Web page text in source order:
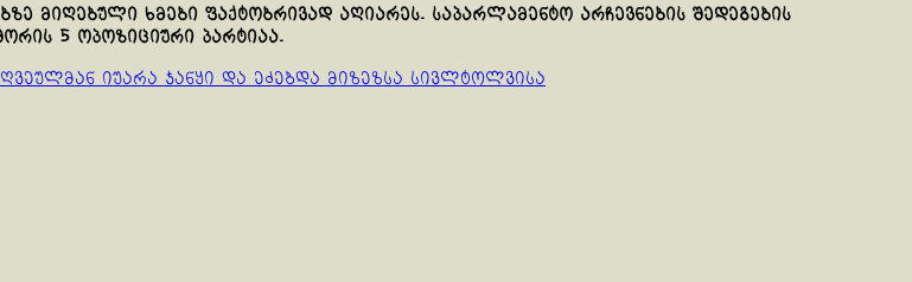
მიღებული ხმები ფაქტობრივად აღიარეს. საპარლამენტო არჩევნების შედეგების
5 ოპოზიციური პარტიაა.
იუარა ჯანყი და ეძებდა მიზეზსა სივლტოლვისა